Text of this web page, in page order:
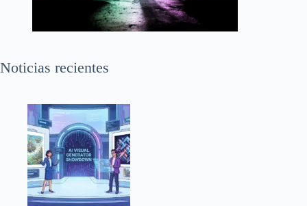
Noticias recientes